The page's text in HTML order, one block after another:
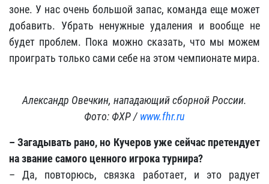
зоне. У нас очень большой запас, команда еще может
добавить. Убрать ненужные удаления и вообще не
будет проблем. Пока можно сказать, что мы можем
проиграть только сами себе на этом чемпионате мира.
Александр Овечкин, нападающий сборной России.
Фото: ФХР / www.fhr.ru
– Загадывать рано, но Кучеров уже сейчас претендует
на звание самого ценного игрока турнира?
– Да, повторюсь, связка работает, и это радует